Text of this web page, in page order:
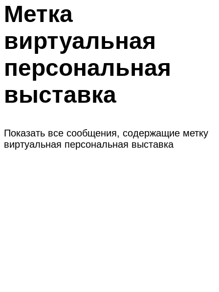
Метка
виртуальная
персональная
выставка
Показать все сообщения, содержащие метку
виртуальная персональная выставка